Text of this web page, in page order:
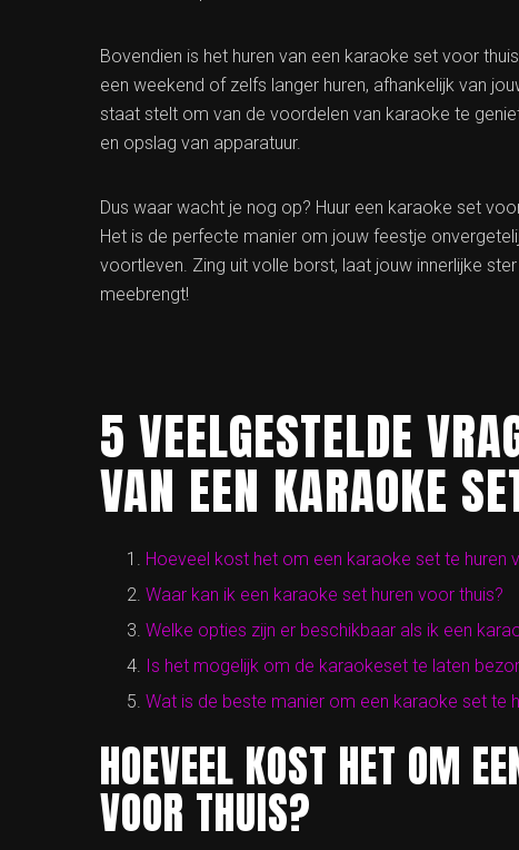
Bovendien is het huren van een karaoke set voor
een weekend of zelfs langer huren, afhankelijk van
staat stelt om van de voordelen van karaoke te
en opslag van apparatuur.
Dus waar wacht je nog op? Huur een karaoke set
Het is de perfecte manier om jouw feestje
voortleven. Zing uit volle borst, laat jouw innerlijke
meebrengt!
5 VEELGESTELDE
VAN EEN KARAOKE
Hoeveel kost het om een karaoke set te huren
Waar kan ik een karaoke set huren voor thuis?
Welke opties zijn er beschikbaar als ik een
Is het mogelijk om de karaokeset te laten
Wat is de beste manier om een karaoke set te
HOEVEEL KOST HET OM
VOOR THUIS?